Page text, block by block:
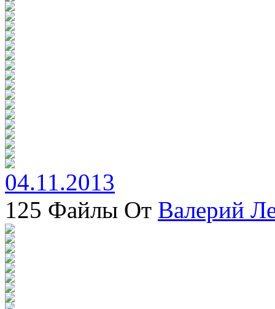
04.11.2013
125 Файлы От Валерий